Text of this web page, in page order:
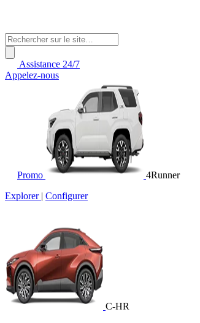
Assistance 24/7
Appelez-nous
Promo
4Runner
Explorer | Configurer
C-HR